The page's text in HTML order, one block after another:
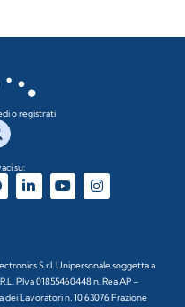
o registrati
su:
S.r.l. Unipersonale soggetta a
P.Iva 01855460448 n. Rea AP –
dei Lavoratori n. 10 63076 Frazione